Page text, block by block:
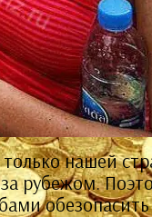
нашей
рубежом.